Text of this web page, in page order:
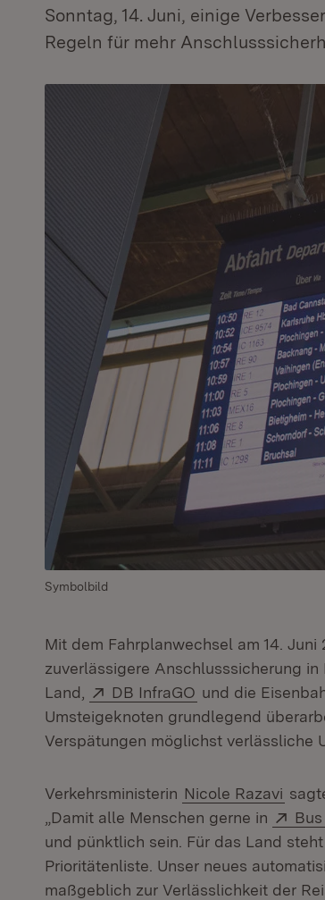
Sonntag, 14. Juni, einige
Regeln für mehr
Symbolbild
Mit dem Fahrplanwechsel am 14.
zuverlässigere Anschlusssicherung
Land,
Extern:
DB InfraGO (Öffnet in neuem
und die
Umsteigeknoten grundlegend
Verspätungen möglichst verlässliche
Verkehrsministerin Nicole Razavi
„Damit alle Menschen gerne in
und pünktlich sein. Für das Land
Prioritätenliste. Unser neues
maßgeblich zur Verlässlichkeit der